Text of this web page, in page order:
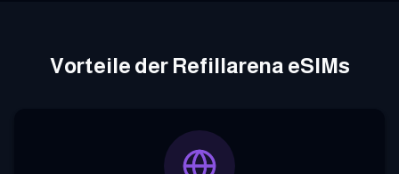
Vorteile der Refillarena eSIMs